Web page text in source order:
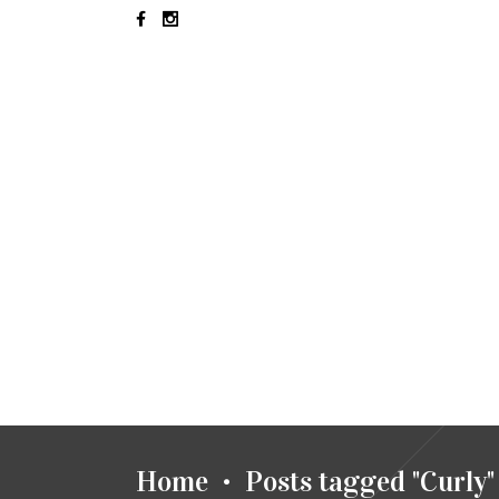
Home • Posts tagged "Curly"